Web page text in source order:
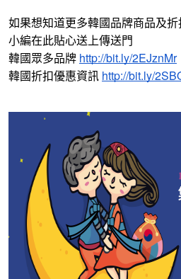
如果想知道更多韓國品牌商品及折
小編在此貼心送上傳送門
韓國眾多品牌 http://bit.ly/2EJznMr
韓國折扣優惠資訊 http://bit.ly/